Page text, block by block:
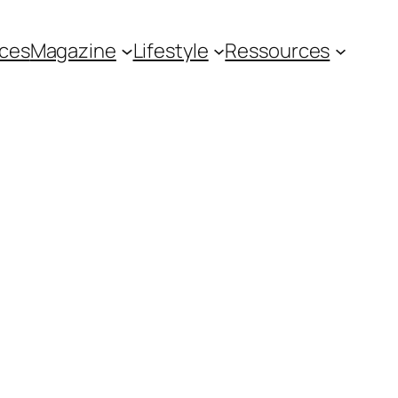
Magazine Lifestyle Ressources